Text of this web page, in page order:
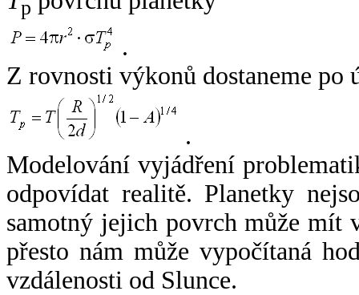
p
.
Z rovnosti výkonů dostaneme po
.
Modelování vyjádření
odpovídat realitě. Planetky
samotný jejich povrch může mít
přesto nám může vypočítaná
vzdálenosti od Slunce.